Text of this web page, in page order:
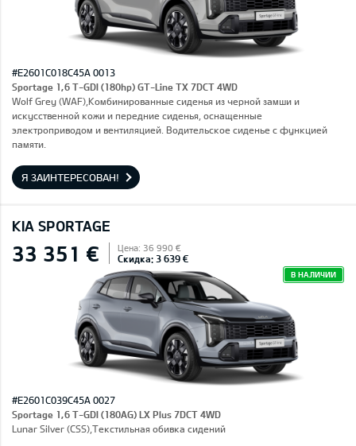
#E2601C018C45A 0013
Sportage 1,6 T-GDI (180hp) GT-Line TX 7DCT 4WD
Wolf Grey (WAF),Комбинированные сиденья из черной замши и
искусственной кожи и передние сиденья, оснащенные
электроприводом и вентиляцией. Водительское сиденье с функцией
памяти.
Я ЗАИНТЕРЕСОВАН!
KIA SPORTAGE
33 351 € Цена: 36 990 €
Скидка: 3 639 €
В НАЛИЧИИ
#E2601C039C45A 0027
Sportage 1,6 T-GDI (180AG) LX Plus 7DCT 4WD
Lunar Silver (CSS),Текстильная обивка сидений